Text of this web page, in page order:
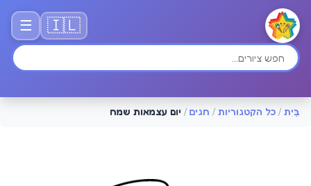
🇮🇱
☰
בַּיִת / כל הקטגוריות / חגים / יום עצמאות שמח